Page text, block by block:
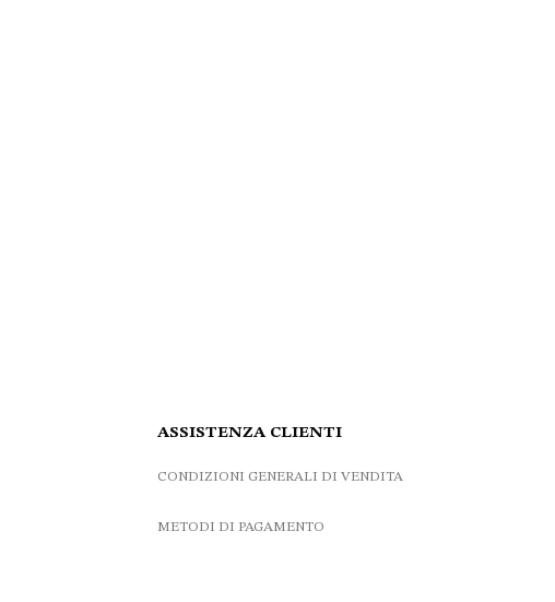
ASSISTENZA CLIENTI
CONDIZIONI GENERALI DI VENDITA
METODI DI PAGAMENTO